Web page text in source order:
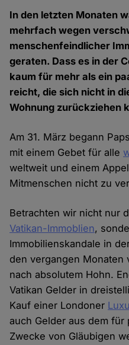
In den letzten Monaten
mehrfach wegen
menschenfeindlicher
geraten. Dass es in der
kaum für mehr als ein
reicht, die sich nicht in
Wohnung zurückziehen
Am 31. März begann
mit einem Gebet für alle
weltweit und einem
Mitmenschen nicht zu
Betrachten wir nicht nur
Vatikan-Immoblien,
Immobilienskandale in
den vergangen Monaten
nach absolutem Hohn.
Vatikan Gelder in
Kauf einer Londoner
auch Gelder aus dem für
Zwecke von Gläubigen